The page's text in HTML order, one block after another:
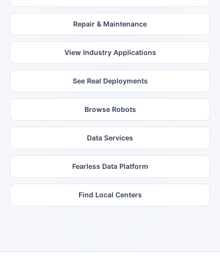
Repair & Maintenance
View Industry Applications
See Real Deployments
Browse Robots
Data Services
Fearless Data Platform
Find Local Centers